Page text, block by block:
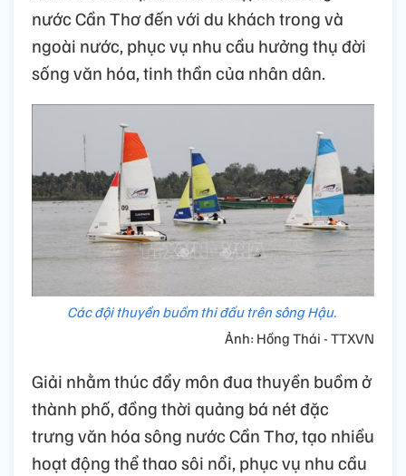
nước Cần Thơ đến với du khách trong và
ngoài nước, phục vụ nhu cầu hưởng thụ đời
sống văn hóa, tinh thần của nhân dân.
Các đội thuyền buồm thi đấu trên sông Hậu.
Ảnh: Hồng Thái - TTXVN
Giải nhằm thúc đẩy môn đua thuyền buồm ở
thành phố, đồng thời quảng bá nét đặc
trưng văn hóa sông nước Cần Thơ, tạo nhiều
hoạt động thể thao sôi nổi, phục vụ nhu cầu